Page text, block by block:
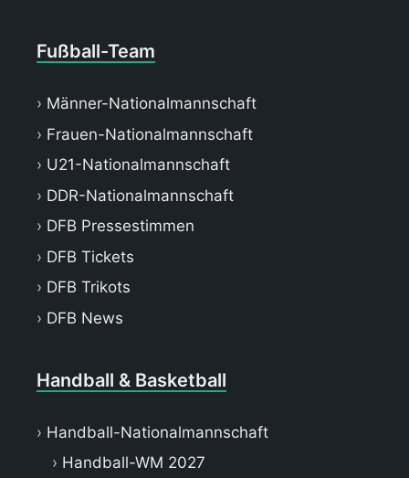
Fußball-Team
Männer-Nationalmannschaft
Frauen-Nationalmannschaft
U21-Nationalmannschaft
DDR-Nationalmannschaft
DFB Pressestimmen
DFB Tickets
DFB Trikots
DFB News
Handball & Basketball
Handball-Nationalmannschaft
Handball-WM 2027